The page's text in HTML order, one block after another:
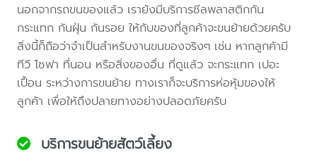
นอกจากรถขนของแล้ว เรายังมีบริการซีลพลาสติกกัน
กระแทก กันฝุ่น กันรอย ให้กับของที่ลูกค้าจะขนย้ายด้วยครับ
สิ่งนี้ก็ถือว่าจำเป็นสำหรับงานขนของจริงๆ เช่น หากลูกค้ามี
ทีวี โซฟา ที่นอน หรือสิ่งของอื่น ที่ดูแล้ว จะกระแทก เปอะ
เปื้อน ระหว่างการขนย้าย ทางเราก็จะบริการห่อหุ้มของให้
ลูกค้า เพื่อให้ถึงปลายทางอย่างปลอดภัยครับ
บริการขนย้ายสัตว์เลี้ยง